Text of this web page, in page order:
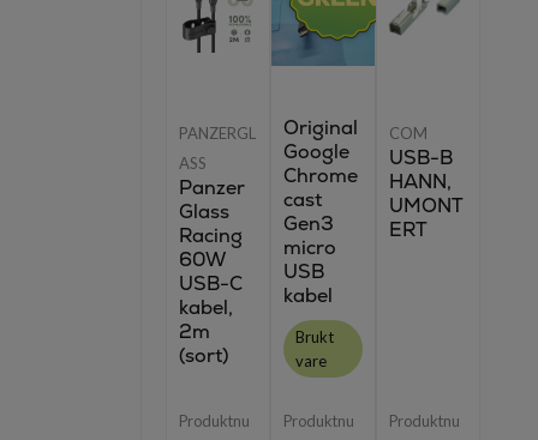
PANZERGL
ASS
Panzer
Glass
Racing
60W
USB-C
kabel,
2m
(sort)
Produktnu
Original
Google
Chrome
cast
Gen3
micro
USB
kabel
Brukt
vare
Produktnu
COM
USB-B
HANN,
UMONT
ERT
Produktnu